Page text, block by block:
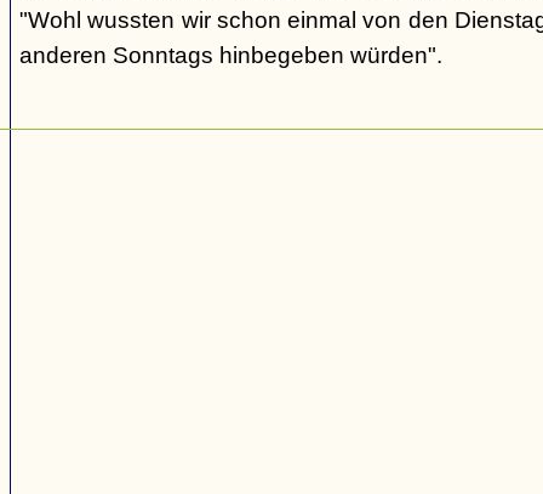
"Wohl wussten wir schon einmal von den
anderen Sonntags hinbegeben würden".